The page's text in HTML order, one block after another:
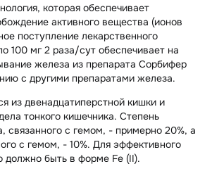
которая обеспечивает
активного вещества (ионов
поступление лекарственного
100 мг 2 раза/сут обеспечивает на
железа из препарата Сорбифер
с другими препаратами железа.
из двенадцатиперстной кишки и
тонкого кишечника. Степень
связанного с гемом, - примерно 20%, а
с гемом, - 10%. Для эффективного
должно быть в форме Fe (II).